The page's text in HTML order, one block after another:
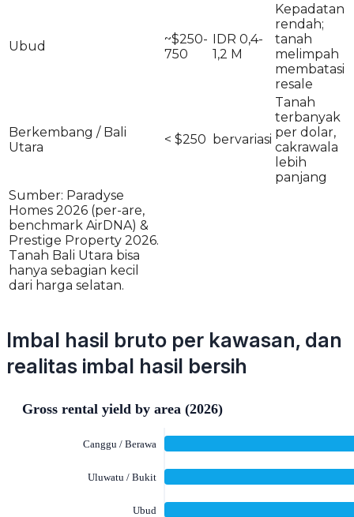
Ubud
~$250-
750
IDR 0,4-
1,2 M
Kepadatan
rendah;
tanah
melimpah
membatasi
resale
Berkembang / Bali
Utara
< $250 bervariasi
Tanah
terbanyak
per dolar,
cakrawala
lebih
panjang
Sumber: Paradyse
Homes 2026 (per-are,
benchmark AirDNA) &
Prestige Property 2026.
Tanah Bali Utara bisa
hanya sebagian kecil
dari harga selatan.
Imbal hasil bruto per kawasan, dan
realitas imbal hasil bersih